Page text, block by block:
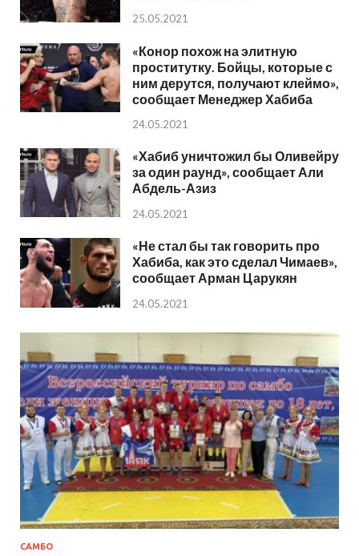
25.05.2021
«Конор похож на элитную
проститутку. Бойцы, которые с
ним дерутся, получают клеймо»,
сообщает Менеджер Хабиба
24.05.2021
«Хабиб уничтожил бы Оливейру
за один раунд», сообщает Али
Абдель-Азиз
24.05.2021
«Не стал бы так говорить про
Хабиба, как это сделал Чимаев»,
сообщает Арман Царукян
24.05.2021
САМБО